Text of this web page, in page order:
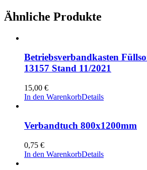
Ähnliche Produkte
Betriebsverbandkasten
13157 Stand 11/2021
15,00 €
In den WarenkorbDetails
Verbandtuch 800x1200mm
0,75 €
In den WarenkorbDetails